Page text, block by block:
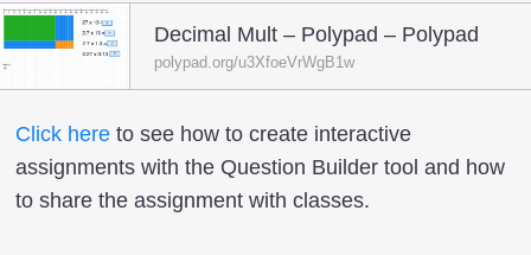
Decimal Mult – Polypad – Polypad
polypad.org/u3XfoeVrWgB1w
Click here to see how to create interactive
assignments with the Question Builder tool and how
to share the assignment with classes.